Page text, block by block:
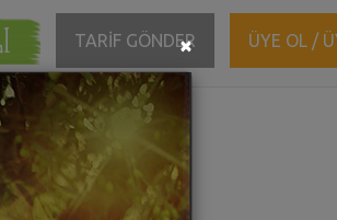
TARİF GÖNDER ÜYE OL /
×Close